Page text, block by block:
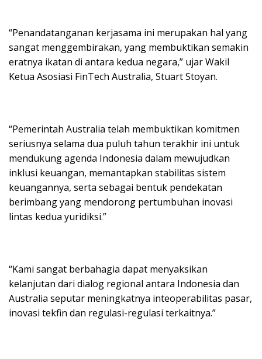
“Penandatanganan kerjasama ini merupakan hal yang
sangat menggembirakan, yang membuktikan semakin
eratnya ikatan di antara kedua negara,” ujar Wakil
Ketua Asosiasi FinTech Australia, Stuart Stoyan.
“Pemerintah Australia telah membuktikan komitmen
seriusnya selama dua puluh tahun terakhir ini untuk
mendukung agenda Indonesia dalam mewujudkan
inklusi keuangan, memantapkan stabilitas sistem
keuangannya, serta sebagai bentuk pendekatan
berimbang yang mendorong pertumbuhan inovasi
lintas kedua yuridiksi.”
“Kami sangat berbahagia dapat menyaksikan
kelanjutan dari dialog regional antara Indonesia dan
Australia seputar meningkatnya inteoperabilitas pasar,
inovasi tekfin dan regulasi-regulasi terkaitnya.”